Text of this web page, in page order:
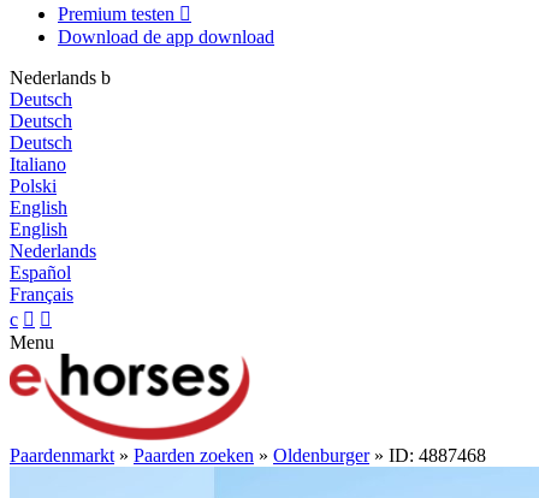
Premium testen 
Download de app download
Nederlands b
Deutsch
Deutsch
Deutsch
Italiano
Polski
English
English
Nederlands
Español
Français
c  
Menu
Paardenmarkt » Paarden zoeken » Oldenburger» ID: 4887468